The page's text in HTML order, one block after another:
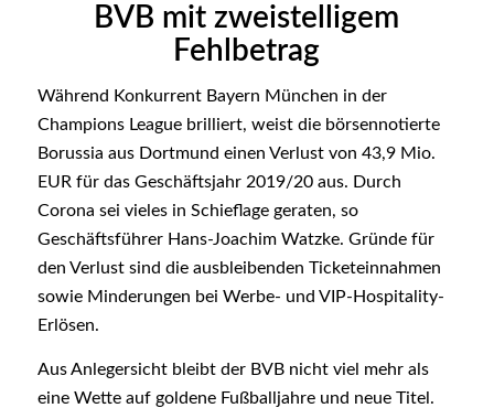
BVB mit zweistelligem
Fehlbetrag
Während Konkurrent Bayern München in der
Champions League brilliert, weist die börsennotierte
Borussia aus Dortmund einen Verlust von 43,9 Mio.
EUR für das Geschäftsjahr 2019/20 aus. Durch
Corona sei vieles in Schieflage geraten, so
Geschäftsführer Hans-Joachim Watzke. Gründe für
den Verlust sind die ausbleibenden Ticketeinnahmen
sowie Minderungen bei Werbe- und VIP-Hospitality-
Erlösen.
Aus Anlegersicht bleibt der BVB nicht viel mehr als
eine Wette auf goldene Fußballjahre und neue Titel.